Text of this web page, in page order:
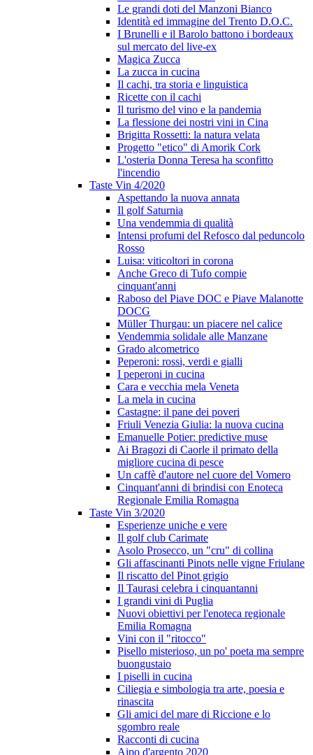
Le grandi doti del Manzoni Bianco
Identità ed immagine del Trento D.O.C.
I Brunelli e il Barolo battono i bordeaux
sul mercato del live-ex
Magica Zucca
La zucca in cucina
Il cachi, tra storia e linguistica
Ricette con il cachi
Il turismo del vino e la pandemia
La flessione dei nostri vini in Cina
Brigitta Rossetti: la natura velata
Progetto "etico" di Amorik Cork
L'osteria Donna Teresa ha sconfitto
l'incendio
Taste Vin 4/2020
Aspettando la nuova annata
Il golf Saturnia
Una vendemmia di qualità
Intensi profumi del Refosco dal peduncolo
Rosso
Luisa: viticoltori in corona
Anche Greco di Tufo compie
cinquant'anni
Raboso del Piave DOC e Piave Malanotte
DOCG
Müller Thurgau: un piacere nel calice
Vendemmia solidale alle Manzane
Grado alcometrico
Peperoni: rossi, verdi e gialli
I peperoni in cucina
Cara e vecchia mela Veneta
La mela in cucina
Castagne: il pane dei poveri
Friuli Venezia Giulia: la nuova cucina
Emanuelle Potier: predictive muse
Ai Bragozi di Caorle il primato della
migliore cucina di pesce
Un caffè d'autore nel cuore del Vomero
Cinquant'anni di brindisi con Enoteca
Regionale Emilia Romagna
Taste Vin 3/2020
Esperienze uniche e vere
Il golf club Carimate
Asolo Prosecco, un "cru" di collina
Gli affascinanti Pinots nelle vigne Friulane
Il riscatto del Pinot grigio
Il Taurasi celebra i cinquantanni
I grandi vini di Puglia
Nuovi obiettivi per l'enoteca regionale
Emilia Romagna
Vini con il "ritocco"
Pisello misterioso, un po' poeta ma sempre
buongustaio
I piselli in cucina
Ciliegia e simbologia tra arte, poesia e
rinascita
Gli amici del mare di Riccione e lo
sgombro reale
Racconti di cucina
Aipo d'argento 2020